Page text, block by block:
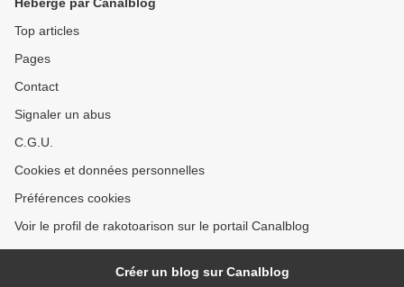
Top articles
Pages
Contact
Signaler un abus
C.G.U.
Cookies et données personnelles
Préférences cookies
Voir le profil de rakotoarison sur le portail Canalblog
Créer un blog sur Canalblog